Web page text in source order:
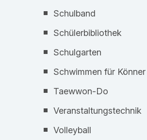
Schulband
Schülerbibliothek
Schulgarten
Schwimmen für Könner
Taewwon-Do
Veranstaltungstechnik
Volleyball